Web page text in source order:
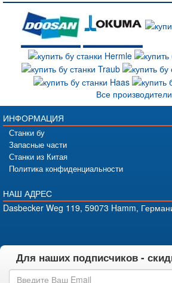
Все производители
ИНФОРМАЦИЯ
Станки бу
Запасные части
Станки из Китая
Политика конфиденциальности
НАШ АДРЕС
Dasbecker Weg 119, 59073 Hamm,
Для наших подписчиков -